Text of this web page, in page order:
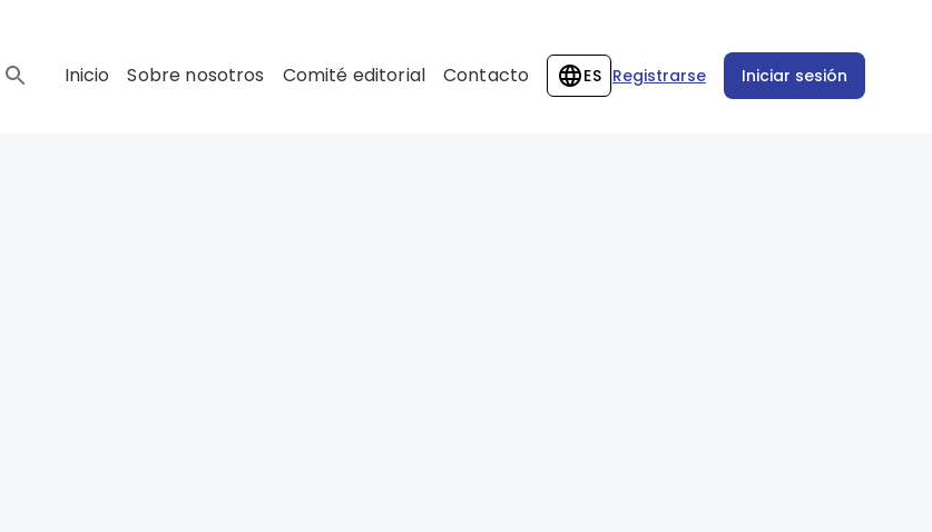
Inicio Sobre nosotros Comité editorial Contacto ES Registrarse Iniciar sesión